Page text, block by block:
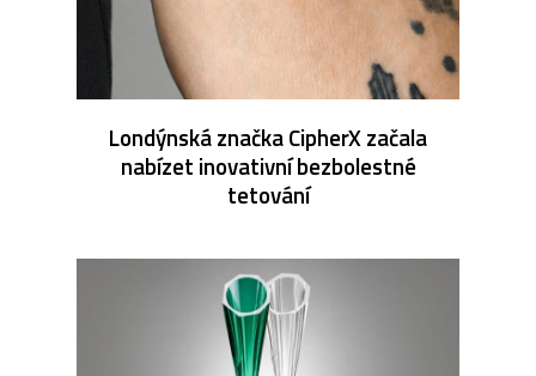
Londýnská značka CipherX začala
nabízet inovativní bezbolestné
tetování